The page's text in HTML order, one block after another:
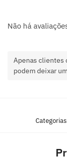
Não há
Apenas clientes
podem deixar